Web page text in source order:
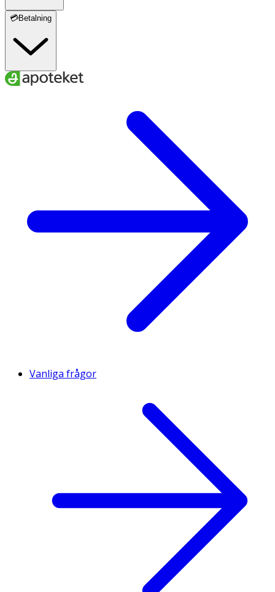
💳Betalning
Vanliga frågor